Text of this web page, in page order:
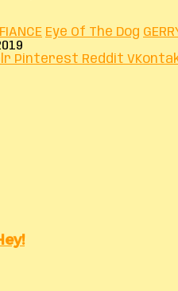
Eye Of The Dog
Pinterest Reddit